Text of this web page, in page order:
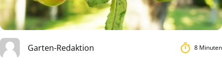
Garten-Redaktion 8 Minuten